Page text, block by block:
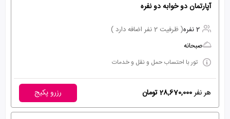
آپارتمان دو خوابه دو نفره
2 نفره
( ظرفیت 2 نفر اضافه دارد )
صبحانه
تور با احتساب حمل و نقل و خدمات
هر نفر28,670,000 تومان رزرو پکیج